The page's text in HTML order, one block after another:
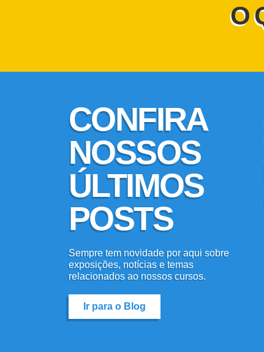
O
CONFIRA
NOSSOS
ÚLTIMOS
POSTS
Sempre tem novidade por aqui sobre
exposições, notícias e temas
relacionados ao nossos cursos.
Ir para o Blog